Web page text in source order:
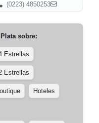
(0223) 4850253
sobre:
Estrellas
Estrellas
Hoteles